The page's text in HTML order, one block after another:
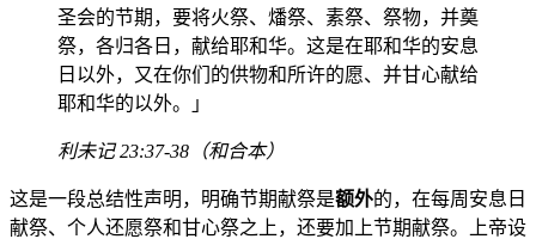
圣会的节期，要将火祭、燔祭、素祭、祭物，并奠
祭，各归各日，献给耶和华。这是在耶和华的安息
日以外，又在你们的供物和所许的愿、并甘心献给
耶和华的以外。」
利未记 23:37-38（和合本）
这是一段总结性声明，明确节期献祭是额外的，在每周安息日
献祭、个人还愿祭和甘心祭之上，还要加上节期献祭。上帝设